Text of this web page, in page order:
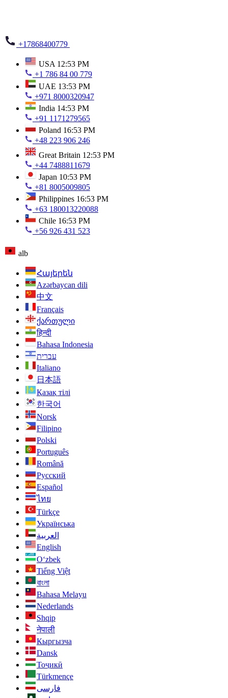
+17868400779
USA 12:53 PM
+1 786 84 00 779
UAE 13:53 PM
+971 8000320947
India 14:53 PM
+91 1171279565
Poland 16:53 PM
+48 223 906 246
Great Britain 12:53 PM
+44 7488811679
Japan 10:53 PM
+81 8005009805
Philippines 16:53 PM
+63 180013220088
Chile 16:53 PM
+56 926 431 523
alb
Հայերեն
Azərbaycan dili
中文
Français
ქართული
हिन्दी
Bahasa Indonesia
עברית
Italiano
日本語
Қазақ тілі
한국어
Norsk
Filipino
Polski
Português
Română
Русский
Español
ไทย
Türkçe
Українська
العربية
English
O‘zbek
Tiếng Việt
বাংলা
Bahasa Melayu
Nederlands
Shqip
नेपाली
Кыргызча
Dansk
Тоҷикӣ
Türkmençe
فارسی